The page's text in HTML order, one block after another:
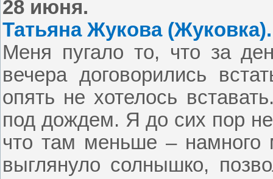
28 июня.
Татьяна Жукова (Жуковка).
Меня пугало то, что за
вечера договорились
опять не хотелось
под дождем. Я до сих пор
что там меньше – намного
выглянуло солнышко,